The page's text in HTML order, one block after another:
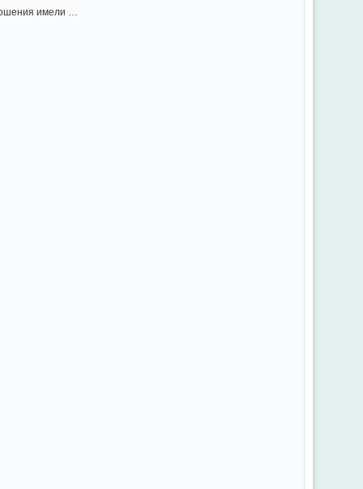
имели …